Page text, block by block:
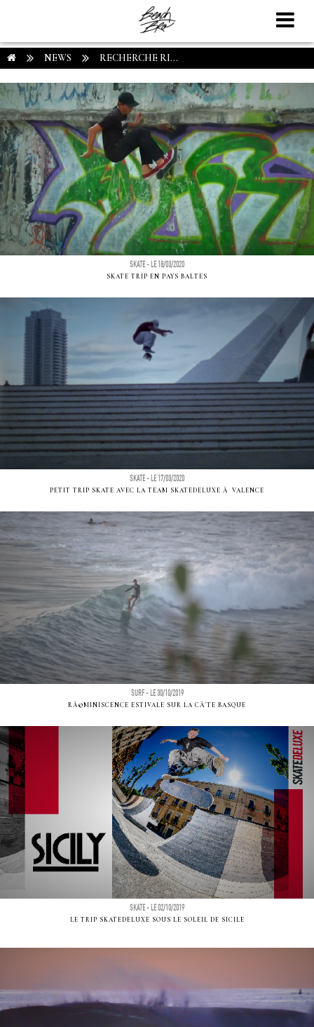
NEWS RECHERCHE RI...
SKATE - LE 18/03/2020
SKATE TRIP EN PAYS BALTES
SKATE - LE 17/03/2020
PETIT TRIP SKATE AVEC LA TEAM SKATEDELUXE Ã VALENCE
SURF - LE 30/10/2019
RÃ©MINISCENCE ESTIVALE SUR LA CÃ´TE BASQUE
SKATE - LE 02/10/2019
LE TRIP SKATEDELUXE SOUS LE SOLEIL DE SICILE